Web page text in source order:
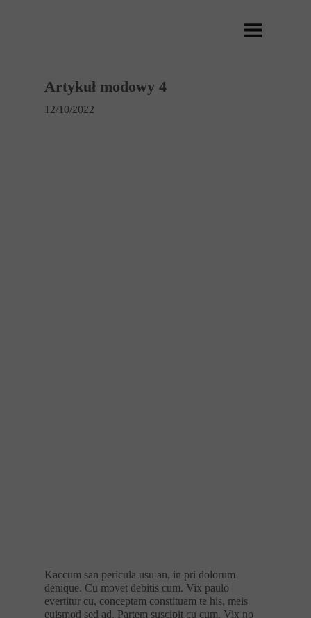
12/10/2022
Artykuł modowy 4
Kaccum san pericula usu an, in pri dolorum
denique. Cu movet debitis cum. Vix paulo
evertitur cu, conceptam constituam te his, meis
euismod sed ad. Partem suscipit cu cum. Vix no